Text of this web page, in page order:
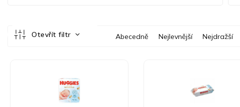
aAbecedně Nejlevnější Nejdražší
Otevřít filtr